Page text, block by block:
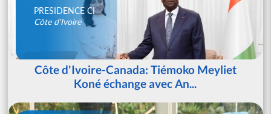
PRESIDENCE CI
Côte d'Ivoire
Côte d'Ivoire-Canada: Tiémoko Meyliet
Koné échange avec An...